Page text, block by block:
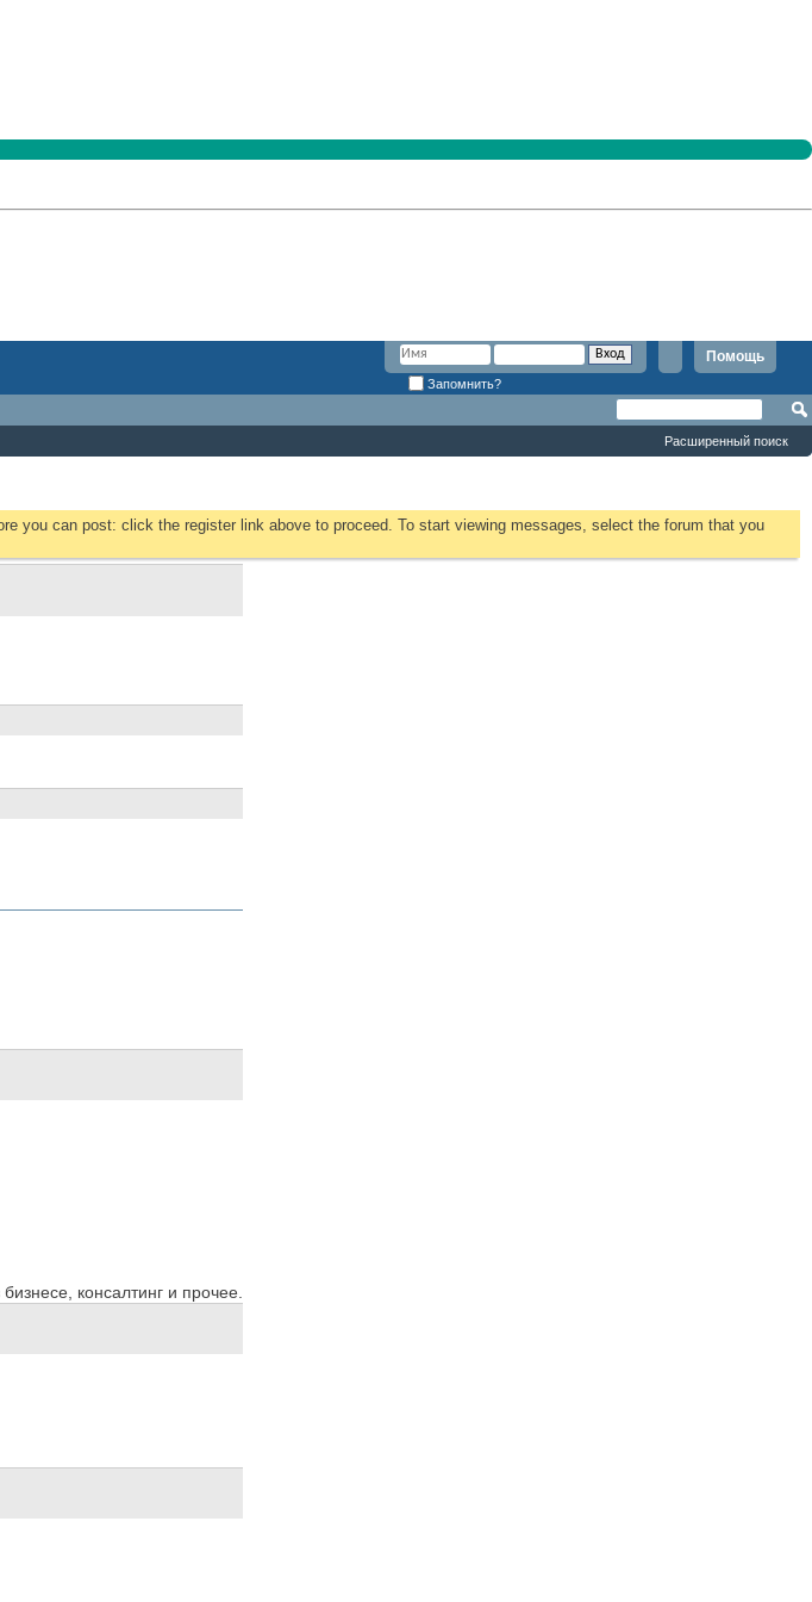
Помощь
Запомнить?
Расширенный поиск
you can post: click the register link above to proceed. To start viewing messages, select the forum that you
консалтинг и прочее.